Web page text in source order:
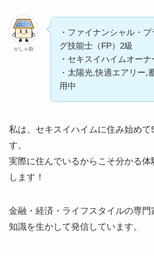
がしゃ助
・ファイナンシャル・
グ技能士（FP）2級
・セキスイハイムオーナ
・太陽光,快適エアリー,
用中
私は、 セキスイハイムに住み始めて
す。
実際に住んでいるからこそ分かる体
します！
金融・経済・ライフスタイルの専門
知識を生かして発信しています。